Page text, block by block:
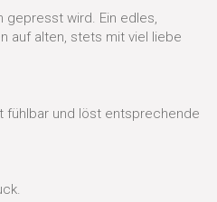
gepresst wird. Ein edles,
auf alten, stets mit viel liebe
fühlbar und löst entsprechende